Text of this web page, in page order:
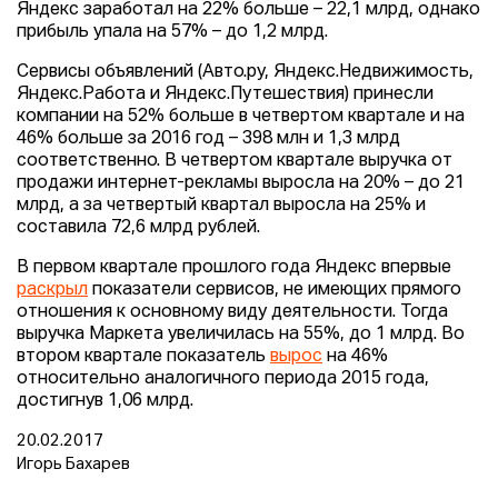
Яндекс заработал на 22% больше – 22,1 млрд, однако
прибыль упала на 57% – до 1,2 млрд.
Сервисы объявлений (Авто.ру, Яндекс.Недвижимость,
Яндекс.Работа и Яндекс.Путешествия) принесли
компании на 52% больше в четвертом квартале и на
46% больше за 2016 год – 398 млн и 1,3 млрд
соответственно. В четвертом квартале выручка от
продажи интернет-рекламы выросла на 20% – до 21
млрд, а за четвертый квартал выросла на 25% и
составила 72,6 млрд рублей.
В первом квартале прошлого года Яндекс впервые
раскрыл показатели сервисов, не имеющих прямого
отношения к основному виду деятельности. Тогда
выручка Маркета увеличилась на 55%, до 1 млрд. Во
втором квартале показатель вырос на 46%
относительно аналогичного периода 2015 года,
достигнув 1,06 млрд.
20.02.2017
Игорь Бахарев